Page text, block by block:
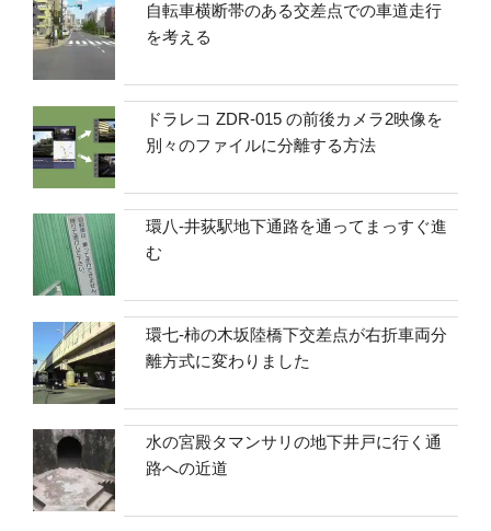
自転車横断帯のある交差点での車道走行
を考える
ドラレコ ZDR-015 の前後カメラ2映像を
別々のファイルに分離する方法
環八-井荻駅地下通路を通ってまっすぐ進
む
環七-柿の木坂陸橋下交差点が右折車両分
離方式に変わりました
水の宮殿タマンサリの地下井戸に行く通
路への近道